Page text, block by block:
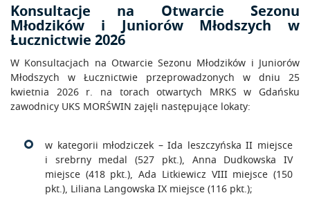
Konsultacje na Otwarcie Sezonu
Młodzików i Juniorów Młodszych w
Łucznictwie 2026
W Konsultacjach na Otwarcie Sezonu Młodzików i Juniorów
Młodszych w Łucznictwie przeprowadzonych w dniu 25
kwietnia 2026 r. na torach otwartych MRKS w Gdańsku
zawodnicy UKS MORŚWIN zajęli następujące lokaty:
w kategorii młodziczek – Ida leszczyńska II miejsce
i srebrny medal (527 pkt.), Anna Dudkowska IV
miejsce (418 pkt.), Ada Litkiewicz VIII miejsce (150
pkt.), Liliana Langowska IX miejsce (116 pkt.);